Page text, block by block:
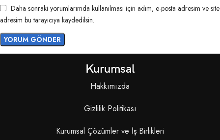
Daha sonraki yorumlarımda kullanılması için adım, e-posta adresim ve site
adresim bu tarayıcıya kaydedilsin.
Kurumsal
Hakkımızda
Gizlilik Politikası
Kurumsal Çözümler ve İş Birlikleri